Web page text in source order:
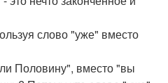
слово "уже" вместо
Половину", вместо "вы